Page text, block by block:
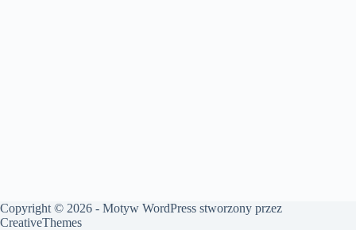
Copyright © 2026 - Motyw WordPress stworzony przez
CreativeThemes